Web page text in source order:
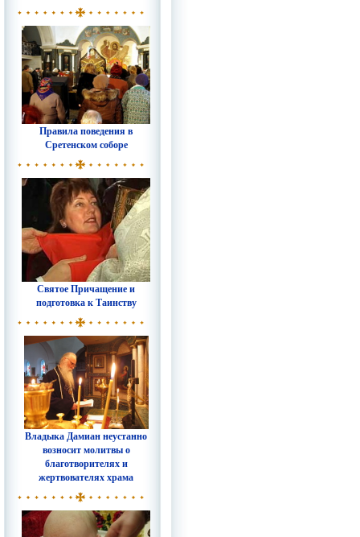
Правила поведения в
Сретенском соборе
Святое Причащение и
подготовка к Таинству
Владыка Дамиан неустанно
возносит молитвы о
благотворителях и
жертвователях храма